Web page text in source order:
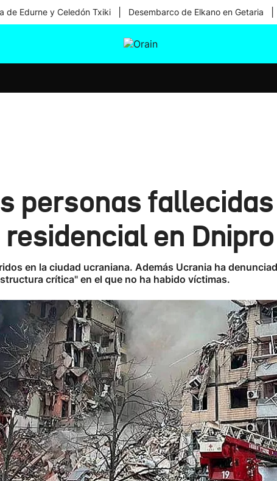
de Edurne y Celedón Txiki Desembarco de Elkano en Getaria
personas
en Dnipro
en la ciudad ucraniana. Además Ucrania ha
crítica" en el que no ha habido víctimas.